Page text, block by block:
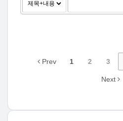
Prev 1 2 3
Next